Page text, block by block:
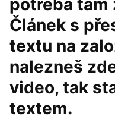
potřeba tam
Článek s
textu na
nalezneš
video, tak
textem.